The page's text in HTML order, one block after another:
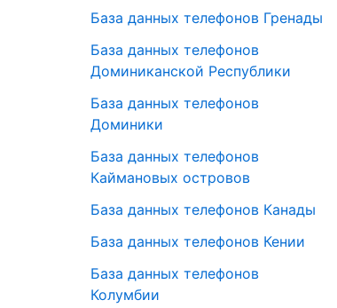
База данных телефонов Гренады
База данных телефонов
Доминиканской Республики
База данных телефонов
Доминики
База данных телефонов
Каймановых островов
База данных телефонов Канады
База данных телефонов Кении
База данных телефонов
Колумбии